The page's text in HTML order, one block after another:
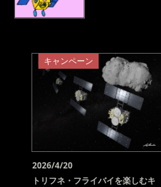
キャンペーン
2026/4/20
トリフネ・フライバイを楽しむキ